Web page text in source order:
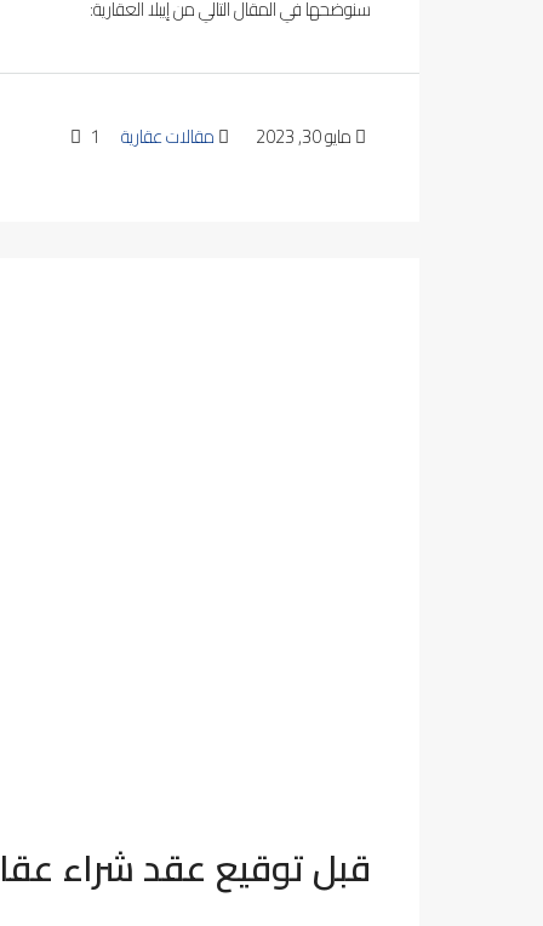
سنوضحها في المقال التالي من إيبلا العقارية:
مايو 30, 2023 مقالات عقارية 1
قبل توقيع عقد شراء